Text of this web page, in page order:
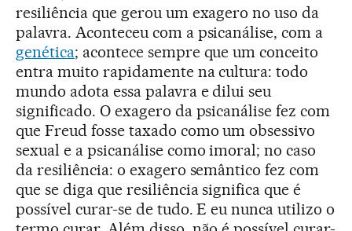
resiliência que gerou um exagero no uso da
palavra. Aconteceu com a psicanálise, com a
genética; acontece sempre que um conceito
entra muito rapidamente na cultura: todo
mundo adota essa palavra e dilui seu
significado. O exagero da psicanálise fez com
que Freud fosse taxado como um obsessivo
sexual e a psicanálise como imoral; no caso
da resiliência: o exagero semântico fez com
que se diga que resiliência significa que é
possível curar-se de tudo. E eu nunca utilizo o